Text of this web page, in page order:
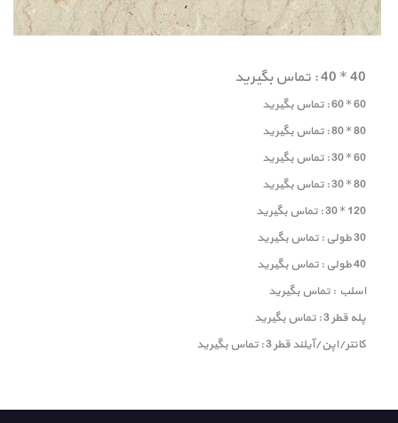
40 * 40 : تماس بگیرید
60 * 60 : تماس بگیرید
80 * 80 : تماس بگیرید
60 * 30 : تماس بگیرید
80 * 30 : تماس بگیرید
120 * 30 : تماس بگیرید
30 طولی : تماس بگیرید
40 طولی : تماس بگیرید
اسلب : تماس بگیرید
پله قطر 3 : تماس بگیرید
کانتر/اپن/آیلند قطر 3 : تماس بگیرید